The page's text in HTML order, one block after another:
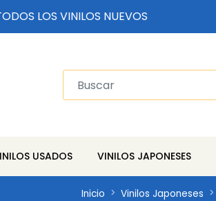
LOS VINILOS NUEVOS
USADOS VINILOS JAPONESES
Inicio Vinilos Japoneses